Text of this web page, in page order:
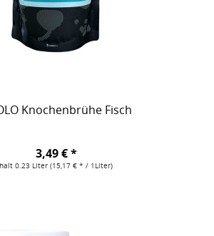
Knochenbrühe Fisch
0.23 Liter(15,17 € * / 1Liter)
3,49 € *